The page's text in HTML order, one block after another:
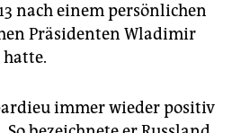
nach einem persönlichen
Präsidenten Wladimir
immer wieder positiv